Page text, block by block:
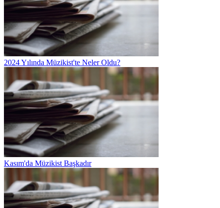
2024 Yılında Müzikist'te Neler Oldu?
Kasım'da Müzikist Başkadır